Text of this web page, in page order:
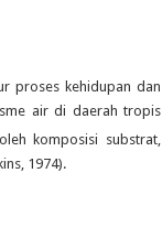
kehidupan dan
air di daerah tropis
komposisi substrat,
1974).